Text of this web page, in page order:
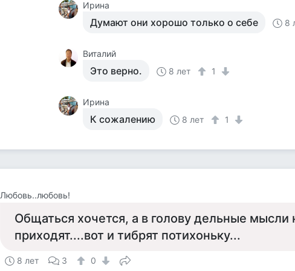
Ирина
Думают они хорошо только о себе 8
Виталий
Это верно. 8 лет 1
Ирина
К сожалению 8 лет 1
Любовь..любовь!
Общаться хочется, а в голову дельные мысли
приходят....вот и тибрят потихоньку...
8 лет 3 0